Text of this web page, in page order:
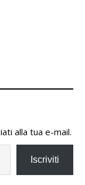
alla tua e-mail.
Iscriviti